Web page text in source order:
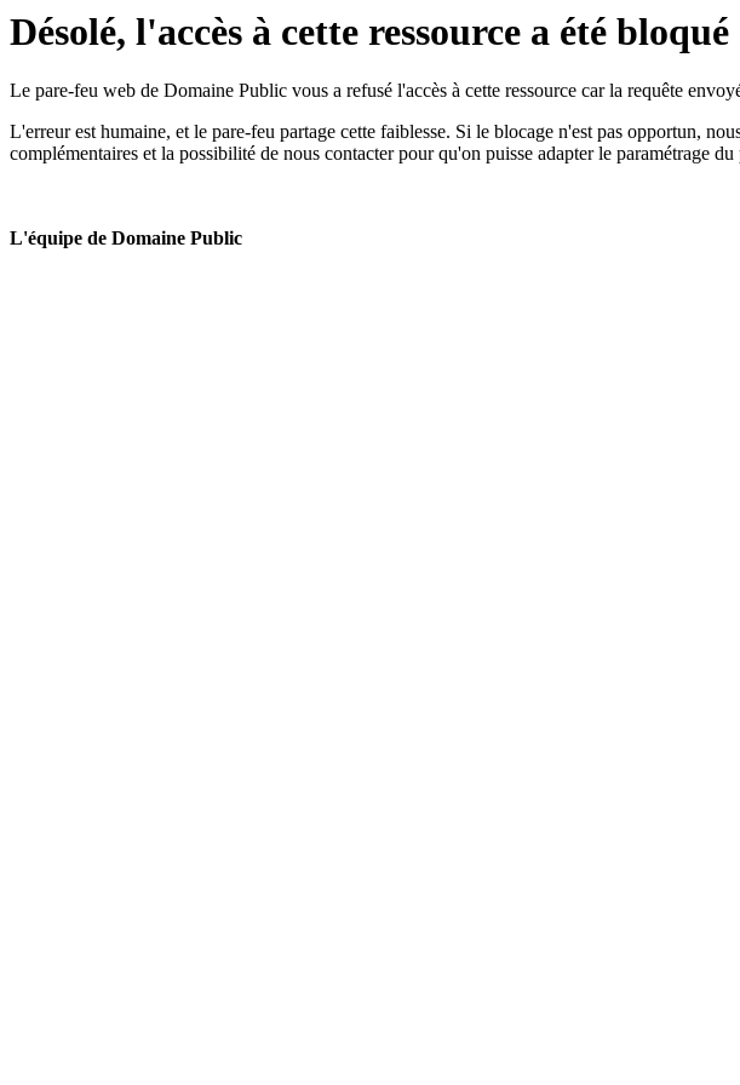
Désolé, l'accès à cette ressource a été bloqué
Le pare-feu web de Domaine Public vous a refusé l'accès à cette ressource car la requête
L'erreur est humaine, et le pare-feu partage cette faiblesse. Si le blocage n'est pas opportun,
complémentaires et la possibilité de nous contacter pour qu'on puisse adapter le paramétrage du
L'équipe de Domaine Public